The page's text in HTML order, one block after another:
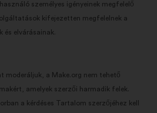
személyes igényeinek megfelelő
kifejezetten megfelelnek a
és elvárásainak.
moderáljuk, a Make.org nem tehető
amelyek szerzői harmadik felek.
a kérdéses Tartalom szerzőjéhez kell